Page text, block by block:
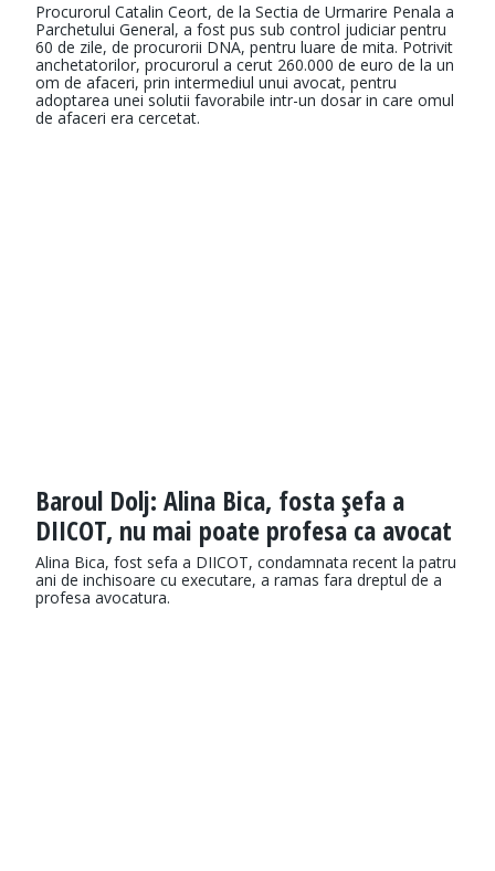
Procurorul Catalin Ceort, de la Sectia de Urmarire Penala a
Parchetului General, a fost pus sub control judiciar pentru
60 de zile, de procurorii DNA, pentru luare de mita. Potrivit
anchetatorilor, procurorul a cerut 260.000 de euro de la un
om de afaceri, prin intermediul unui avocat, pentru
adoptarea unei solutii favorabile intr-un dosar in care omul
de afaceri era cercetat.
Baroul Dolj: Alina Bica, fosta şefa a
DIICOT, nu mai poate profesa ca avocat
Alina Bica, fost sefa a DIICOT, condamnata recent la patru
ani de inchisoare cu executare, a ramas fara dreptul de a
profesa avocatura.